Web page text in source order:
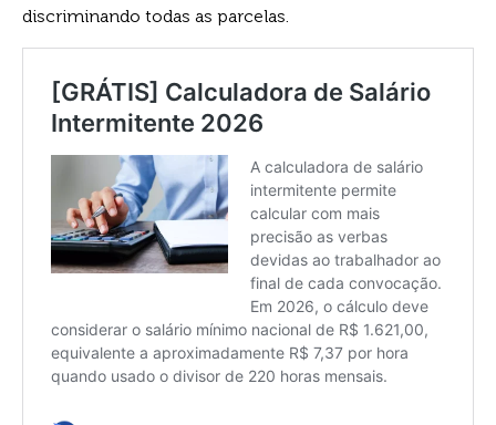
discriminando todas as parcelas.